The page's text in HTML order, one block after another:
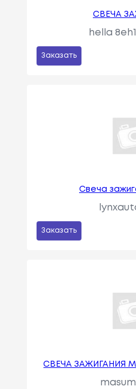
СВЕЧА
hella
Заказать
Свеча
Заказать
СВЕЧА ЗАЖИГАНИЯ